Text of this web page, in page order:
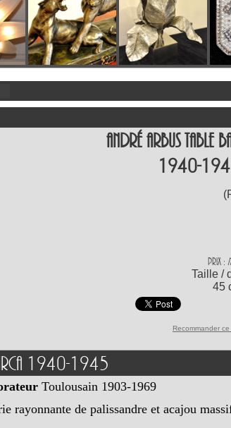
André Arbus Table
1940-
Prix :
Taille /
45
Recommander
1940-1945
Toulousain 1903-1969
rayonnante de palissandre et acajou